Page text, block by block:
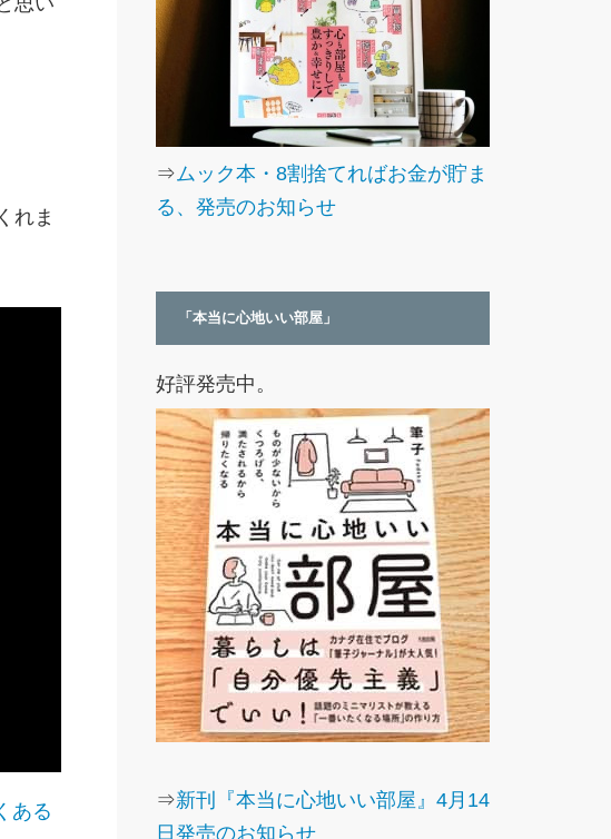
れま
ある
⇒ムック本・8割捨てればお金が貯ま
る、発売のお知らせ
「本当に心地いい部屋」
好評発売中。
⇒新刊『本当に心地いい部屋』4月14
日発売のお知らせ